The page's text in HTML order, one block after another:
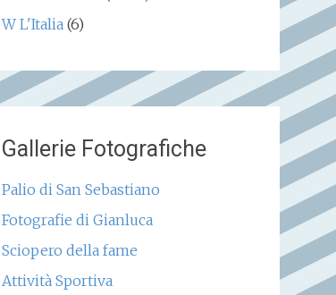
W L'Italia(6)
Gallerie Fotografiche
Palio di San Sebastiano
Fotografie di Gianluca
Sciopero della fame
Attività Sportiva